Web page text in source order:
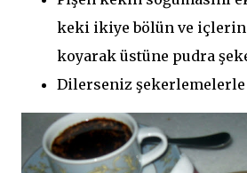
keki ikiye bölün ve
koyarak üstüne pudra
Dilerseniz